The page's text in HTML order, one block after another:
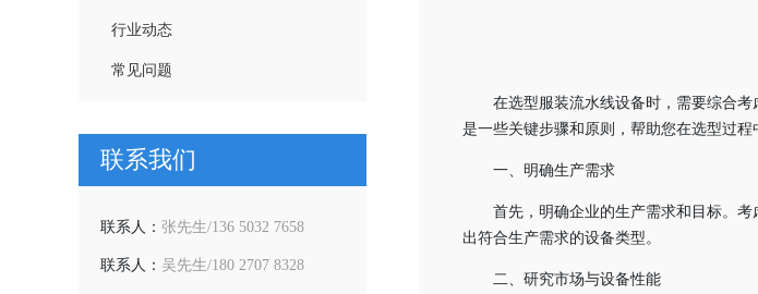
在选型服装流水线设备时，需要综合
是一些关键步骤和原则，帮助您在选型过程
一、明确生产需求
首先，明确企业的生产需求和目标。
出符合生产需求的设备类型。
二、研究市场与设备性能
行业动态
常见问题
联系我们
联系人： 张先生/136 5032 7658
联系人： 吴先生/180 2707 8328